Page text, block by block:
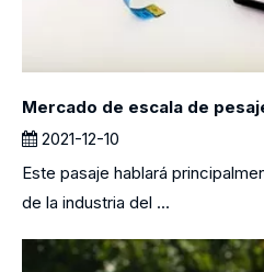
2021-12-10
Este pasaje hablará
de la industria del ...